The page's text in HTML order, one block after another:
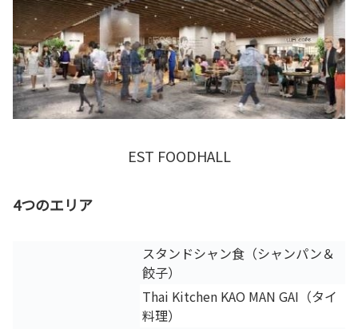
EST FOODHALL
4つのエリア
スタンドシャン食（シャンパン＆
餃子）
Thai Kitchen KAO MAN GAI（タイ
料理）